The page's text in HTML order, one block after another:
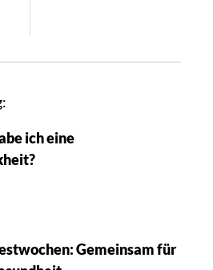
ich eine
Gemeinsam für